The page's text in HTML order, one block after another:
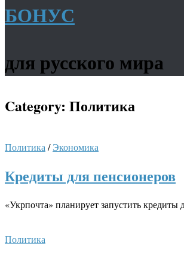
БОНУС
для русского мира
Category: Политика
Политика /Экономика
Кредиты для пенсионеров
«Укрпочта» планирует запустить
Политика